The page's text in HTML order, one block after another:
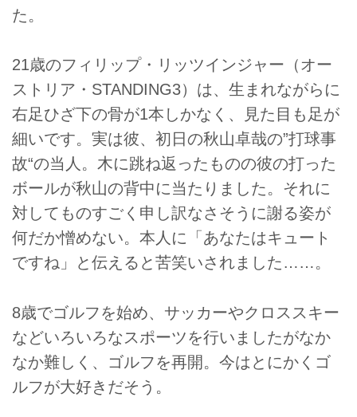
た。
21歳のフィリップ・リッツインジャー（オー
ストリア・STANDING3）は、生まれながらに
右足ひざ下の骨が1本しかなく、見た目も足が
細いです。実は彼、初日の秋山卓哉の”打球事
故“の当人。木に跳ね返ったものの彼の打った
ボールが秋山の背中に当たりました。それに
対してものすごく申し訳なさそうに謝る姿が
何だか憎めない。本人に「あなたはキュート
ですね」と伝えると苦笑いされました……。
8歳でゴルフを始め、サッカーやクロススキー
などいろいろなスポーツを行いましたがなか
なか難しく、ゴルフを再開。今はとにかくゴ
ルフが大好きだそう。